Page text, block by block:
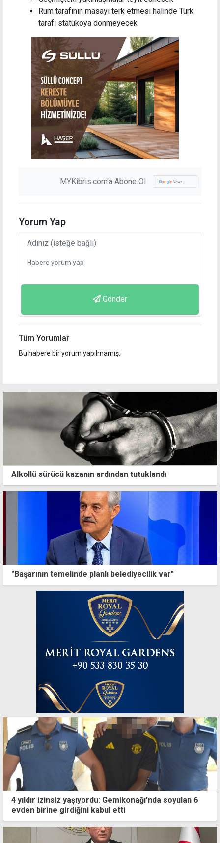
Rum tarafının masayı terk etmesi halinde Türk
tarafı statükoya dönmeyecek
MYKibris.com'a Abone Ol
Yorum Yap
Gönder
Tüm Yorumlar
Bu habere bir yorum yapılmamış.
Alkollü sürücü kazanın ardından tutuklandı
"Başarının temelinde planlı belediyecilik var"
4 yıldır izinsiz yaşıyordu: Gemikonağı'nda soyulan 6
evden birine girdiğini kabul etti